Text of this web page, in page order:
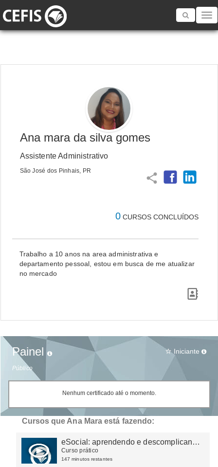
Toggle
Ana mara da silva gomes
Assistente Administrativo
São José dos Pinhais, PR
share
0 CURSOS CONCLUÍDOS
Trabalho a 10 anos na area administrativa e
departamento pessoal, estou em busca de me atualizar
no mercado
Painel
Público
star_border Iniciante
Nenhum certificado até o momento.
Cursos que Ana Mara está fazendo:
eSocial: aprendendo e descomplicando
na prática
Curso prático
147 minutos restantes